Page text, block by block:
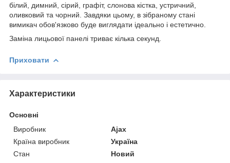
білий, димний, сірий, графіт, слонова кістка, устричний,
оливковий та чорний. Завдяки цьому, в зібраному стані
вимикач обов'язково буде виглядати ідеально і естетично.
Заміна лицьової панелі триває кілька секунд.
Приховати
Характеристики
Основні
Виробник
Ajax
Країна виробник
Україна
Стан
Новий